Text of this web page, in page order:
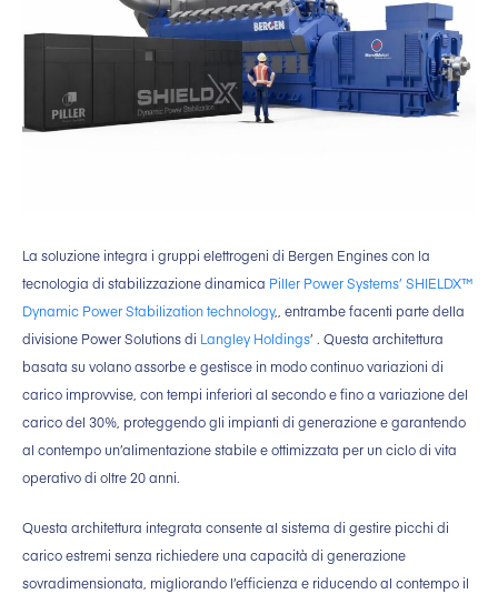
La soluzione integra i gruppi elettrogeni di Bergen Engines con la
tecnologia di stabilizzazione dinamica Piller Power Systems’ SHIELDX™
Dynamic Power Stabilization technology,, entrambe facenti parte della
divisione Power Solutions di Langley Holdings’ . Questa architettura
basata su volano assorbe e gestisce in modo continuo variazioni di
carico improvvise, con tempi inferiori al secondo e fino a variazione del
carico del 30%, proteggendo gli impianti di generazione e garantendo
al contempo un’alimentazione stabile e ottimizzata per un ciclo di vita
operativo di oltre 20 anni.
Questa architettura integrata consente al sistema di gestire picchi di
carico estremi senza richiedere una capacità di generazione
sovradimensionata, migliorando l’efficienza e riducendo al contempo il